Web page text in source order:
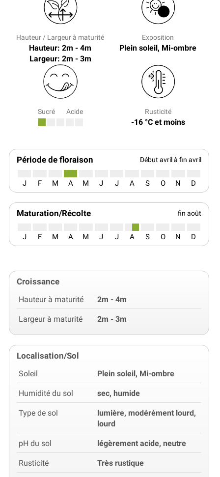
Hauteur / Largeur à maturité
Hauteur: 2m - 4m
Largeur: 2m - 3m
Exposition
Plein soleil, Mi-ombre
Sucré Acide Rusticité
-16 °C et moins
Période de floraison Début avril à fin avril
J F M A M J J A S O N D
Maturation/Récolte fin août
J F M A M J J A S O N D
Croissance
Hauteur à maturité 2m - 4m
Largeur à maturité 2m - 3m
Localisation/Sol
Soleil Plein soleil, Mi-ombre
Humidité du sol sec, humide
Type de sol
lumière, modérément lourd,
lourd
pH du sol légèrement acide, neutre
Rusticité Très rustique